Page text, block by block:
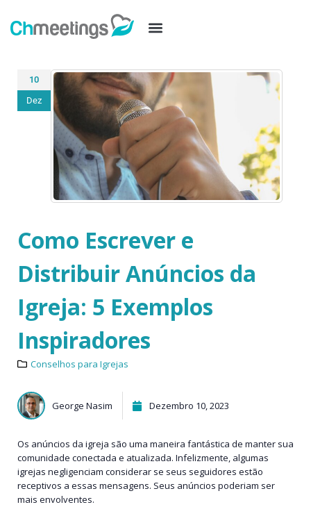
10
Dez
Como Escrever e
Distribuir Anúncios da
Igreja: 5 Exemplos
Inspiradores
Conselhos para Igrejas
George Nasim Dezembro 10, 2023
Os anúncios da igreja são uma maneira fantástica de manter sua
comunidade conectada e atualizada. Infelizmente, algumas
igrejas negligenciam considerar se seus seguidores estão
receptivos a essas mensagens. Seus anúncios poderiam ser
mais envolventes.